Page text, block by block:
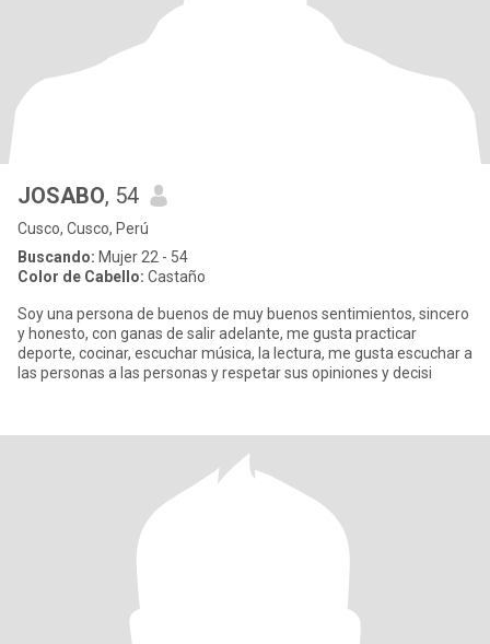
JOSABO, 54
Cusco, Cusco, Perú
Buscando: Mujer 22 - 54
Color de Cabello: Castaño
Soy una persona de buenos de muy buenos sentimientos, sincero
y honesto, con ganas de salir adelante, me gusta practicar
deporte, cocinar, escuchar música, la lectura, me gusta escuchar a
las personas a las personas y respetar sus opiniones y decisi